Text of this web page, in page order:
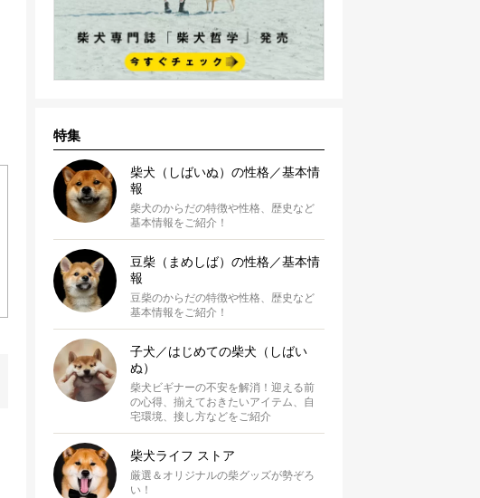
特集
柴犬（しばいぬ）の性格／基本情
報
柴犬のからだの特徴や性格、歴史など
基本情報をご紹介！
豆柴（まめしば）の性格／基本情
報
豆柴のからだの特徴や性格、歴史など
基本情報をご紹介！
子犬／はじめての柴犬（しばい
ぬ）
柴犬ビギナーの不安を解消！迎える前
の心得、揃えておきたいアイテム、自
宅環境、接し方などをご紹介
柴犬ライフ ストア
厳選＆オリジナルの柴グッズが勢ぞろ
い！